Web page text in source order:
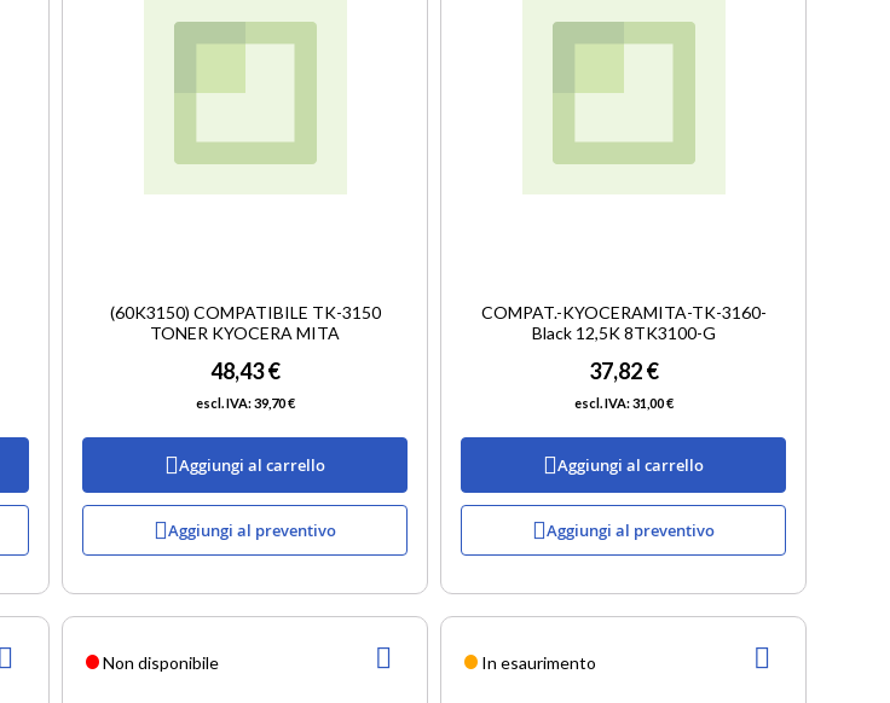
(60K3150) COMPATIBILE TK-3150
TONER KYOCERA MITA
48,43 €
39,70 €
Aggiungi al carrello
Aggiungi al preventivo
COMPAT.-KYOCERAMITA-TK-3160-
Black 12,5K 8TK3100-G
37,82 €
31,00 €
Aggiungi al carrello
Aggiungi al preventivo
AGGIUNGINon disponibile AGGIUNGIIn esaurimento